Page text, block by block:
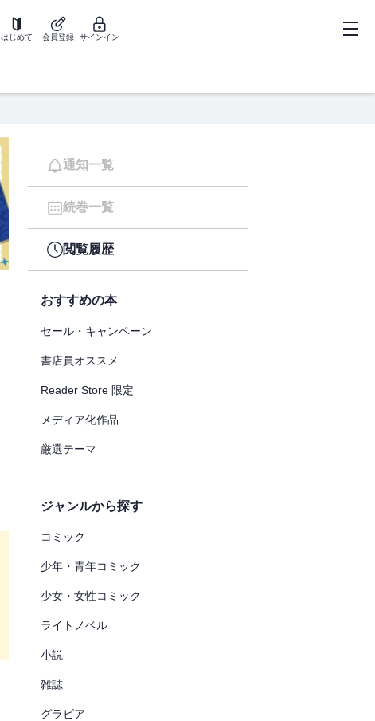
はじめて 会員登録 サインイン
通知一覧
続巻一覧
閲覧履歴
おすすめの本
セール・キャンペーン
書店員オススメ
Reader Store 限定
メディア化作品
厳選テーマ
ジャンルから探す
コミック
少年・青年コミック
少女・女性コミック
ライトノベル
小説
雑誌
グラビア